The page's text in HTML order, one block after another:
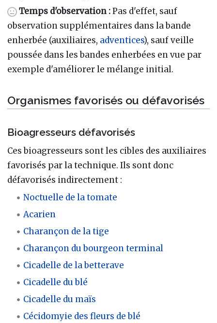
Temps d'observation :Pas d'effet, sauf
observation supplémentaires dans la bande
enherbée (auxiliaires, adventices), sauf veille
poussée dans les bandes enherbées en vue par
exemple d'améliorer le mélange initial.
Organismes favorisés ou défavorisés
Bioagresseurs défavorisés
Ces bioagresseurs sont les cibles des auxiliaires
favorisés par la technique. Ils sont donc
défavorisés indirectement :
Noctuelle de la tomate
Acarien
Charançon de la tige
Charançon du bourgeon terminal
Cicadelle de la betterave
Cicadelle du blé
Cicadelle du maïs
Cécidomyie des fleurs de blé